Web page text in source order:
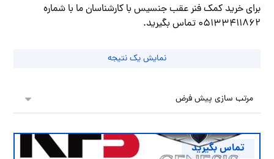
برای خرید کمک فنر عقب جنسیس با کارشناسان ما با شماره
05133411862 تماس بگیرید.
نمایش یک نتیجه
تماس بگیرید